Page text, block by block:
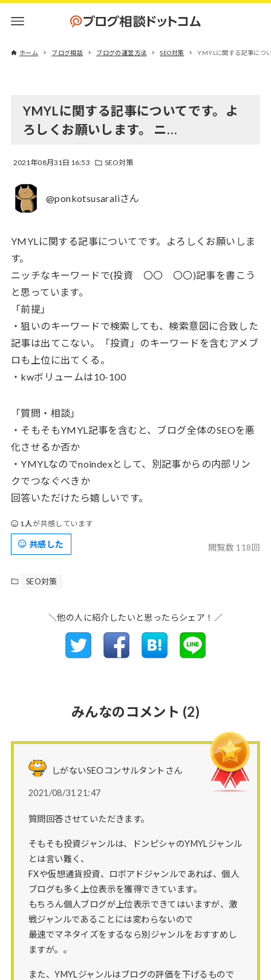
ホーム ブログ相談 ブログの運営方法 SEO対策 YMYLに関する記事につ
YMYLに関する記事についてです。よ
ろしくお願いします。 ニ…
2021年08月31日 16:53 SEO対策
@ponkotsusaraliさん
YMYLに関する記事についてです。よろしくお願いしま
す。
ニッチなキーワードで(投資 〇〇 〇〇)記事を書こう
と思っています。
「前提」
・狙いのキーワードで検索しても、検索意図に合致した
記事は出てこない。「投資」のキーワードを含むアメブ
ロも上位に出てくる。
・kwボリュームは10-100
「質問・相談」
・そもそもYMYL記事を含むと、ブログ全体のSEOを悪
化させるか否か
・YMYLなのでnoindexとして、別記事からの内部リン
クでつなぐべきか
回答いただけたら嬉しいです。
閲覧数 118回
1人が共感しています
共感した
SEO対策
＼他の人に紹介したいと思ったらシェア！／
みんなのコメント (2)
しがないSEOコンサルタントさん
2021/08/31 21:47
質問回答させていただきます。
そもそも投資ジャンルは、ドンピシャのYMYLジャンル
とは言い難く、
FXや仮想通貨投資、ロボアドジャンルであれば、個人
ブログも多く上位表示を獲得できています。
もちろん個人ブログが上位表示できてはいますが、激
戦ジャンルであることには変わらないので
最速でマネタイズをするなら別ジャンルをおすすめし
ますが。。
また、YMYLジャンルはブログの評価を下げるもので